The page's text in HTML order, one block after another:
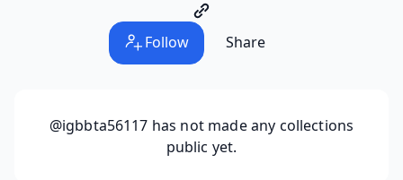
Follow Share
@igbbta56117 has not made any collections
public yet.